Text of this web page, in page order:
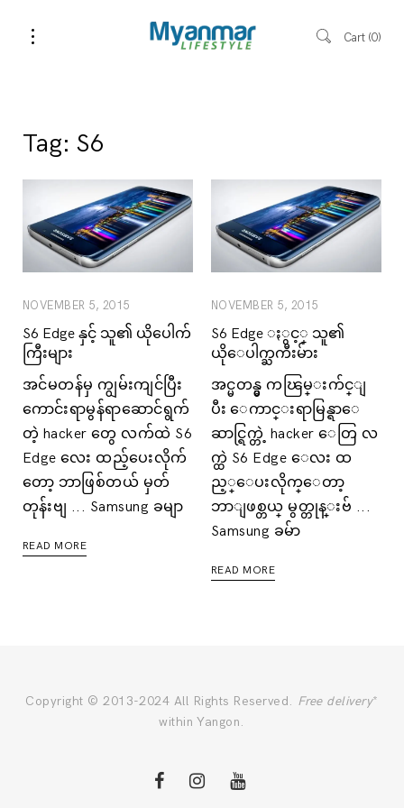
Cart 0
Tag: S6
NOVEMBER 5, 2015
S6 Edge နှင့် သူ၏ ယိုပေါက်
ကြီးများ
အင်မတန်မှ ကျွမ်းကျင်ပြီး
ကောင်းရာမွန်ရာဆောင်ရွက်
တဲ့ hacker တွေ လက်ထဲ S6
Edge လေး ထည့်ပေးလိုက်
တော့ ဘာဖြစ်တယ် မှတ်
တုန်းဗျ ... Samsung ခမျာ
READ MORE
NOVEMBER 5, 2015
S6 Edge ႏွင့္ သူ၏
ယိုေပါက္ႀကီးမ်ား
အင္မတန္မွ ကၽြမ္းက်င္ျ
ပီး ေကာင္းရာမြန္ရာေ
ဆာင္ရြက္တဲ့ hacker ေတြ လ
က္ထဲ S6 Edge ေလး ထ
ည့္ေပးလိုက္ေတာ့
ဘာျဖစ္တယ္ မွတ္တုန္းဗ် ...
Samsung ခမ်ာ
READ MORE
Copyright © 2013-2024 All Rights Reserved. Free delivery*
within Yangon.